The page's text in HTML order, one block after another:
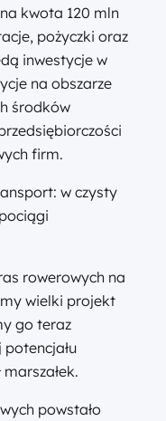
kwota 120 mln
pożyczki oraz
inwestycje w
na obszarze
środków
firm.
w czysty
rowerowych na
wielki projekt
go teraz
powstało